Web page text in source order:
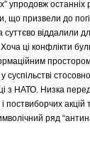
упродовж останніх
що призвели до
віддалили
ці конфлікти
з НАТО. Низка
поствиборчих акцій
ряд